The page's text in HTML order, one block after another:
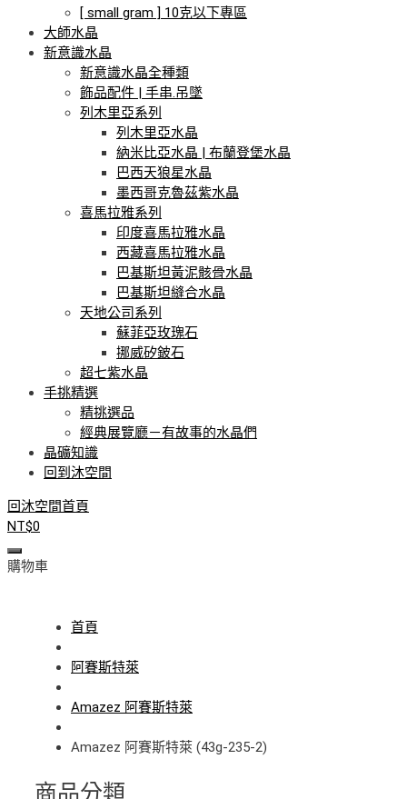
[ small gram ] 10克以下專區
大師水晶
新意識水晶
新意識水晶全種類
飾品配件 | 手串.吊墜
列木里亞系列
列木里亞水晶
納米比亞水晶 | 布蘭登堡水晶
巴西天狼星水晶
墨西哥克魯茲紫水晶
喜馬拉雅系列
印度喜馬拉雅水晶
西藏喜馬拉雅水晶
巴基斯坦黃泥骸骨水晶
巴基斯坦縫合水晶
天地公司系列
蘇菲亞玫瑰石
挪威矽鈹石
超七紫水晶
手挑精選
精挑選品
經典展覽廳－有故事的水晶們
晶礦知識
回到沐空間
回沐空間首頁
NT$0
購物車
首頁
阿賽斯特萊
Amazez 阿賽斯特萊
Amazez 阿賽斯特萊 (43g-235-2)
商品分類